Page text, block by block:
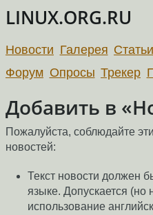
LINUX.ORG.RU
Новости Галерея Статьи
Форум Опросы Трекер
Добавить в
Пожалуйста, соблюдайте
новостей:
Текст новости должен
языке. Допускается (но
использование